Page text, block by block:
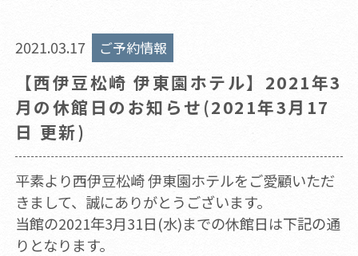
2021.03.17 ご予約情報
【西伊豆松崎 伊東園ホテル】2021年3
月の休館日のお知らせ(2021年3月17
日 更新)
平素より西伊豆松崎 伊東園ホテルをご愛顧いただ
きまして、誠にありがとうございます。
当館の2021年3月31日(水)までの休館日は下記の通
りとなります。